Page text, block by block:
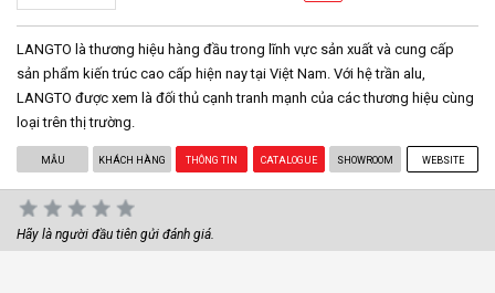
LANGTO là thương hiệu hàng đầu trong lĩnh vực sản xuất và cung cấp
sản phẩm kiến trúc cao cấp hiện nay tại Việt Nam. Với hệ trần alu,
LANGTO được xem là đối thủ cạnh tranh mạnh của các thương hiệu cùng
loại trên thị trường.
MẪU KHÁCH HÀNG THÔNG TIN CATALOGUE SHOWROOM WEBSITE
Hãy là người đầu tiên gửi đánh giá.